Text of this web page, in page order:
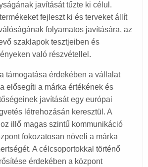
javítását tűzte ki célul.
fejleszt ki és terveket állít
folyamatos javítására, az
szaklapok tesztjeiben és
való részvétellel.
támogatása érdekében a vállalat
elősegíti a márka értékének és
javítását egy európai
létrehozásán keresztül. A
illő magas szintű kommunikáció
fokozatosan növeli a márka
A célcsoportokkal történő
érdekében a központ